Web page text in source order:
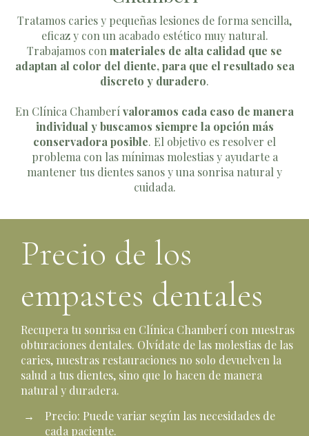
Tratamos caries y pequeñas lesiones de forma sencilla,
eficaz y con un acabado estético muy natural.
Trabajamos con materiales de alta calidad que se
adaptan al color del diente, para que el resultado sea
discreto y duradero.
En Clínica Chamberívaloramos cada caso de manera
individual y buscamos siempre la opción más
conservadora posible. El objetivo es resolver el
problema con las mínimas molestias y ayudarte a
mantener tus dientes sanos y una sonrisa natural y
cuidada.
Precio de los
empastes dentales
Recupera tu sonrisa en Clínica Chamberí con nuestras
obturaciones dentales. Olvídate de las molestias de las
caries, nuestras restauraciones no solo devuelven la
salud a tus dientes, sino que lo hacen de manera
natural y duradera.
Precio: Puede variar según las necesidades de
cada paciente.